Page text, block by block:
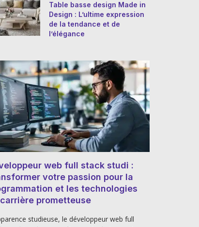
Table basse design Made in
Design : L’ultime expression
de la tendance et de
l’élégance
web full stack studi :
votre passion pour la
et les technologies
prometteuse
studieuse, le développeur web full